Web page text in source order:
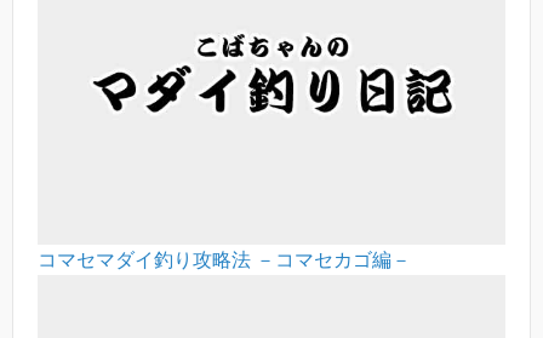
コマセマダイ釣り攻略法 －コマセカゴ編－